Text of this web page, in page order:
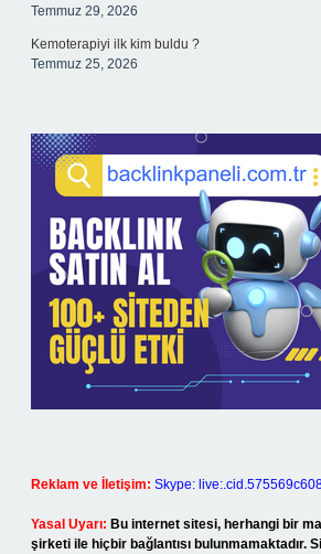
Temmuz 29, 2026
Kemoterapiyi ilk kim buldu ?
Temmuz 25, 2026
Reklam ve İletişim: Skype:
Yasal Uyarı: Bu internet sitesi, herhangi bir
şirketi ile hiçbir bağlantısı bulunmamaktadır.